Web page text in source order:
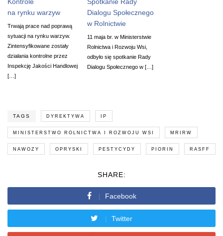
na rynku warzyw
Trwają prace nad poprawą
sytuacji na rynku warzyw.
Zintensyfikowane zostały
działania kontrolne przez
Inspekcję Jakości Handlowej
[…]
Dialogu Społecznego
w Rolnictwie
11 maja br. w Ministerstwie
Rolnictwa i Rozwoju Wsi,
odbyło się spotkanie Rady
Dialogu Społecznego w […]
TAGS DYREKTYWA IP
MINISTERSTWO ROLNICTWA I ROZWOJU WSI MRIRW
NAWOZY OPRYSKI PESTYCYDY PIORIN RASFF
SHARE:
Facebook
Twitter